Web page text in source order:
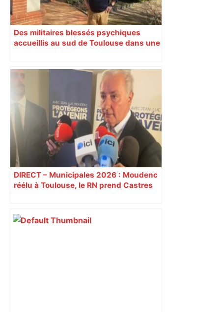
Des militaires blessés psychiques
accueillis au sud de Toulouse dans une
DIRECT – Municipales 2026 : Moudenc
réélu à Toulouse, le RN prend Castres